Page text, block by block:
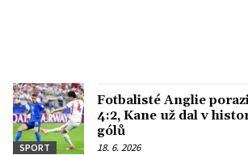
SPORT
Fotbalisté Anglie
4:2, Kane už dal v
gólů
18. 6. 2026